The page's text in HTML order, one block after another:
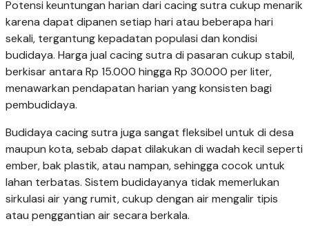
Potensi keuntungan harian dari cacing sutra cukup menarik
karena dapat dipanen setiap hari atau beberapa hari
sekali, tergantung kepadatan populasi dan kondisi
budidaya. Harga jual cacing sutra di pasaran cukup stabil,
berkisar antara Rp 15.000 hingga Rp 30.000 per liter,
menawarkan pendapatan harian yang konsisten bagi
pembudidaya.
Budidaya cacing sutra juga sangat fleksibel untuk di desa
maupun kota, sebab dapat dilakukan di wadah kecil seperti
ember, bak plastik, atau nampan, sehingga cocok untuk
lahan terbatas. Sistem budidayanya tidak memerlukan
sirkulasi air yang rumit, cukup dengan air mengalir tipis
atau penggantian air secara berkala.